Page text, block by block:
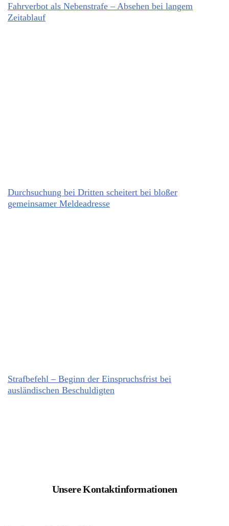
Fahrverbot als Nebenstrafe – Absehen bei langem
Zeitablauf
Durchsuchung bei Dritten scheitert bei bloßer
gemeinsamer Meldeadresse
Strafbefehl – Beginn der Einspruchsfrist bei
ausländischen Beschuldigten
Unsere Kontaktinformationen